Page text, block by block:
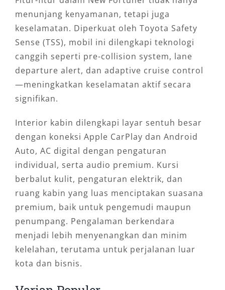
menunjang kenyamanan, tetapi juga
keselamatan. Diperkuat oleh Toyota Safety
Sense (TSS), mobil ini dilengkapi teknologi
canggih seperti pre-collision system, lane
departure alert, dan adaptive cruise control
—meningkatkan keselamatan aktif secara
signifikan.
Interior kabin dilengkapi layar sentuh besar
dengan koneksi Apple CarPlay dan Android
Auto, AC digital dengan pengaturan
individual, serta audio premium. Kursi
berbalut kulit, pengaturan elektrik, dan
ruang kabin yang luas menciptakan suasana
premium, baik untuk pengemudi maupun
penumpang. Pengalaman berkendara
menjadi lebih menyenangkan dan minim
kelelahan, terutama untuk perjalanan luar
kota dan bisnis.